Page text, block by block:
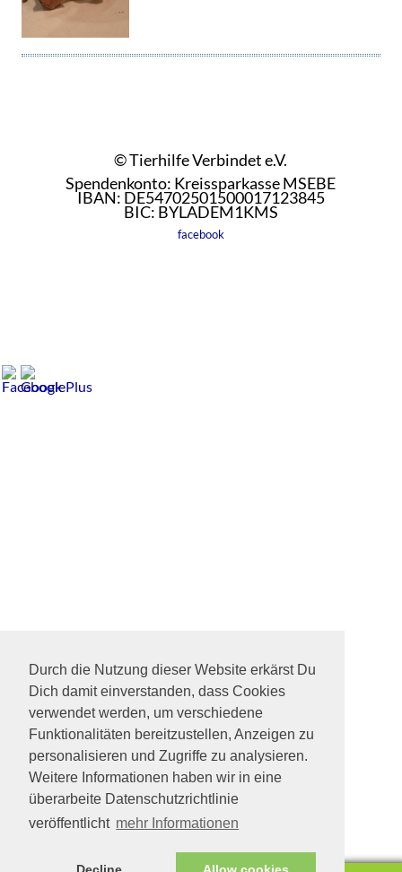
Durch die Nutzung dieser Website erkärst Du
Dich damit einverstanden, dass Cookies
verwendet werden, um verschiedene
Funktionalitäten bereitzustellen, Anzeigen zu
personalisieren und Zugriffe zu analysieren.
Weitere Informationen haben wir in eine
überarbeite Datenschutzrichtlinie
veröffentlicht mehr Informationen
© Tierhilfe Verbindet e.V.
Spendenkonto: Kreissparkasse MSEBE
IBAN: DE54702501500017123845
BIC: BYLADEM1KMS
facebook